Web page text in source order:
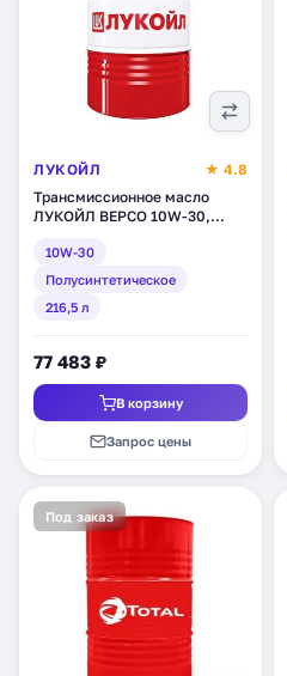
ЛУКОЙЛ
★ 4.8
Трансмиссионное масло
ЛУКОЙЛ ВЕРСО 10W-30,
(212621)
10W-30
Полусинтетическое
216,5 л
77 483 ₽
В корзину
Запрос цены
Под заказ